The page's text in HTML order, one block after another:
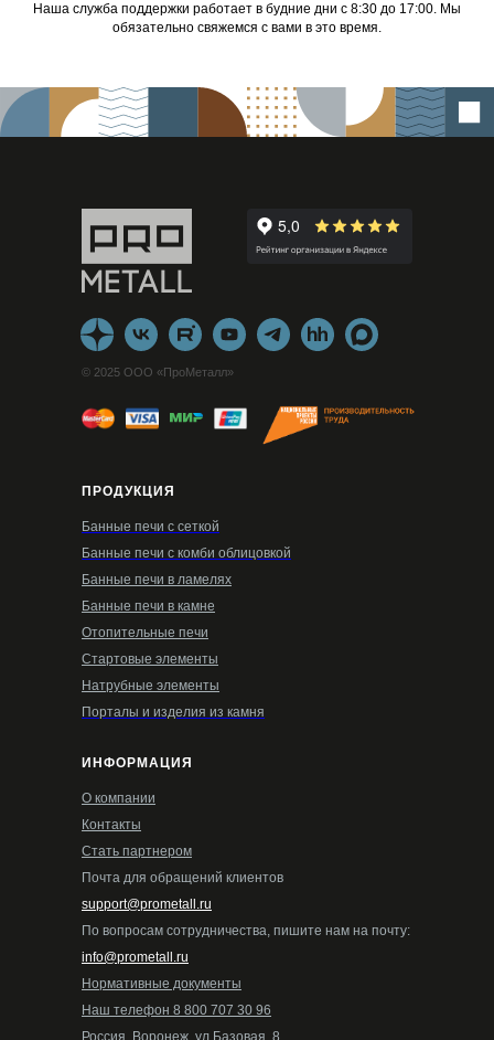
Наша служба поддержки работает в будние дни с 8:30 до 17:00. Мы
обязательно свяжемся с вами в это время.
ПРОДУКЦИЯ
Банные печи с сеткой
Банные печи с комби облицовкой
Банные печи в ламелях
Банные печи в камне
Отопительные печи
Стартовые элементы
Натрубные элементы
Порталы и изделия из камня
ИНФОРМАЦИЯ
О компании
Контакты
Стать партнером
Почта для обращений клиентов
support@prometall.ru
По вопросам сотрудничества, пишите нам на почту:
info@prometall.ru
Нормативные документы
Наш телефон 8 800 707 30 96
Россия, Воронеж, ул.Базовая, 8
© 2025 ООО «ПроМеталл»